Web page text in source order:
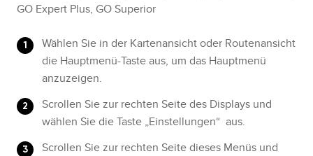
GO Expert Plus, GO Superior
Wählen Sie in der Kartenansicht oder Routenansicht
die Hauptmenü-Taste aus, um das Hauptmenü
anzuzeigen.
Scrollen Sie zur rechten Seite des Displays und
wählen Sie die Taste „Einstellungen“ aus.
Scrollen Sie zur rechten Seite dieses Menüs und